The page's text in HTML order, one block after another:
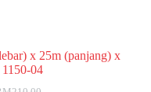
x 25m (panjang) x
04